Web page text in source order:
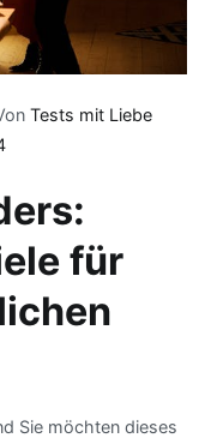
Tests mit Liebe
für
Sie möchten dieses